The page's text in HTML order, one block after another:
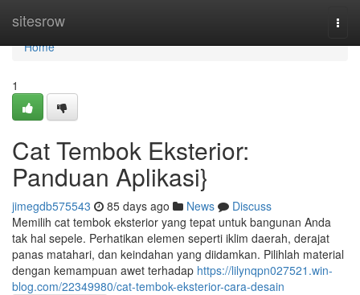
sitesrow
Home
Home
1
Cat Tembok Eksterior:
Panduan Aplikasi}
jimegdb575543 85 days ago News
Discuss
Memilih cat tembok eksterior yang tepat untuk bangunan Anda
tak hal sepele. Perhatikan elemen seperti iklim daerah, derajat
panas matahari, dan keindahan yang diidamkan. Pilihlah material
dengan kemampuan awet terhadap https://lilynqpn027521.win-
blog.com/22349980/cat-tembok-eksterior-cara-desain